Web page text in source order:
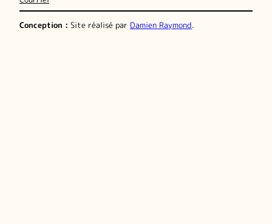
Conception : Site réalisé par Damien Raymond.